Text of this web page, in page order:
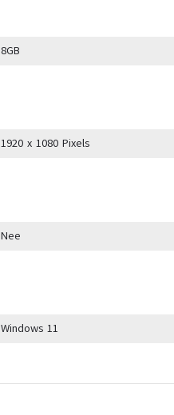
8GB
1920 x 1080 Pixels
Nee
Windows 11